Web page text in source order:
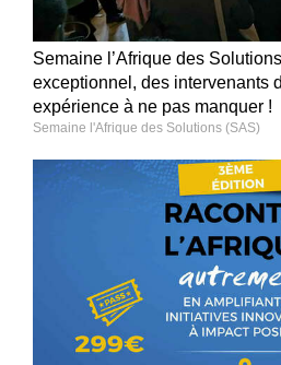
Semaine l’Afrique des
exceptionnel, des intervenants
expérience à ne pas manquer !
Semaine l'Afrique des Solutions (SAS)